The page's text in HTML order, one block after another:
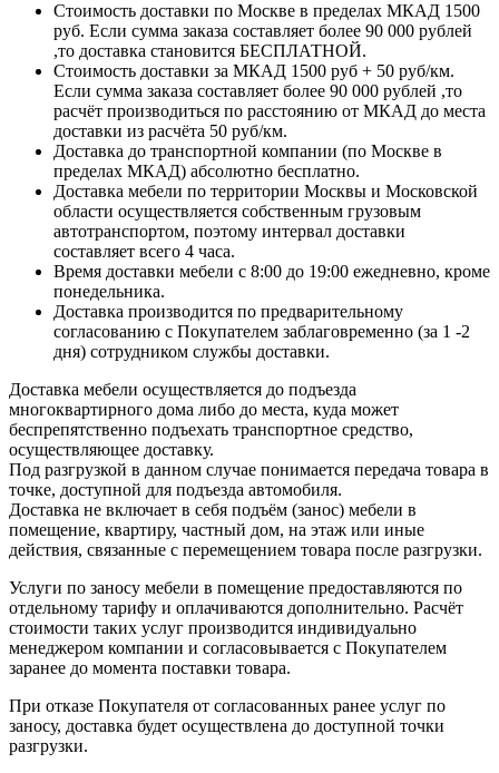
Стоимость доставки по Москве в пределах МКАД 1500
руб. Если сумма заказа составляет более 90 000 рублей
,то доставка становится БЕСПЛАТНОЙ.
Стоимость доставки за МКАД 1500 руб + 50 руб/км.
Если сумма заказа составляет более 90 000 рублей ,то
расчёт производиться по расстоянию от МКАД до места
доставки из расчёта 50 руб/км.
Доставка до транспортной компании (по Москве в
пределах МКАД) абсолютно бесплатно.
Доставка мебели по территории Москвы и Московской
области осуществляется собственным грузовым
автотранспортом, поэтому интервал доставки
составляет всего 4 часа.
Время доставки мебели с 8:00 до 19:00 ежедневно, кроме
понедельника.
Доставка производится по предварительному
согласованию с Покупателем заблаговременно (за 1 -2
дня) сотрудником службы доставки.
Доставка мебели осуществляется до подъезда
многоквартирного дома либо до места, куда может
беспрепятственно подъехать транспортное средство,
осуществляющее доставку.
Под разгрузкой в данном случае понимается передача товара в
точке, доступной для подъезда автомобиля.
Доставка не включает в себя подъём (занос) мебели в
помещение, квартиру, частный дом, на этаж или иные
действия, связанные с перемещением товара после разгрузки.
Услуги по заносу мебели в помещение предоставляются по
отдельному тарифу и оплачиваются дополнительно. Расчёт
стоимости таких услуг производится индивидуально
менеджером компании и согласовывается с Покупателем
заранее до момента поставки товара.
При отказе Покупателя от согласованных ранее услуг по
заносу, доставка будет осуществлена до доступной точки
разгрузки.